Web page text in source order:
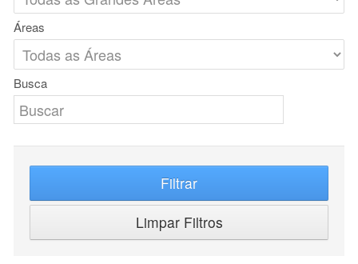
Áreas
Busca
Filtrar
Limpar Filtros